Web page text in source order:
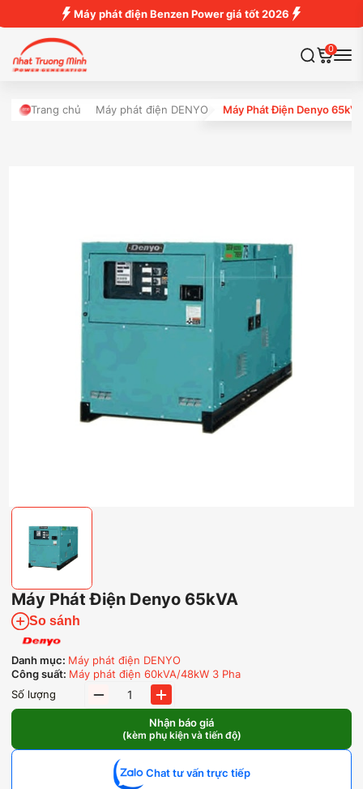
Máy phát điện Benzen Power giá tốt 2026
0
Trang chủ Máy phát điện DENYO Máy Phát Điện Denyo 65kVA
Máy Phát Điện Denyo 65kVA
So sánh
Danh mục: Máy phát điện DENYO
Công suất: Máy phát điện 60kVA/48kW 3 Pha
Số lượng
Máy
Phát
Denyo
65kVA
số
lượng
Nhận báo giá
(kèm phụ kiện và tiến độ)
Chat tư vấn trực tiếp